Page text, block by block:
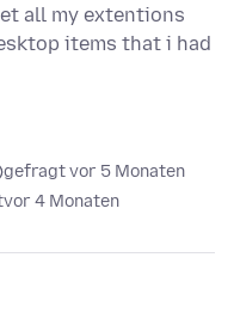
all my extentions
items that i had
gefragt vor 5 Monaten
vor 4 Monaten